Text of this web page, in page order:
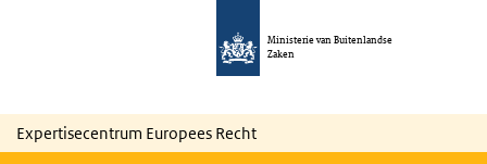
Ministerie van Buitenlandse
Zaken
Expertisecentrum Europees Recht